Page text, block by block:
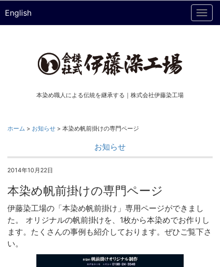
English
本染め職人による伝統を継承する｜株式会社伊藤染工場
ホーム > お知らせ > 本染め帆前掛けの専門ページ
お知らせ
2014年10月22日
本染め帆前掛けの専門ページ
伊藤染工場の「本染め帆前掛け」専用ページができまし
た。 オリジナルの帆前掛けを、1枚から本染めでお作りし
ます。たくさんの事例も紹介しております。ぜひご覧下さ
い。